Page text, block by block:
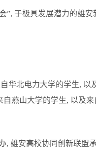
”, 于极具发展潜力的雄
华北电力大学的学生, 以
燕山大学的学生, 以及
, 雄安高校协同创新联盟